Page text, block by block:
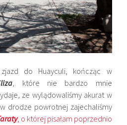
zjazd do Huayculi, kończąc w
, które nie bardzo mnie
ze wylądowaliśmy akurat w
drodze powrotnej zajechaliśmy
, o której pisałam poprzednio